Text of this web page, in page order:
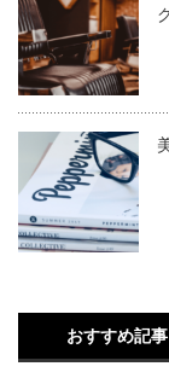
メラビアン
先ほどの記述で
しました。
見た目の効果に
アメリカの心理
る法則です。
ウールニッ
ウールの特徴は
一枚着るだけで
います。
おすすめ記事